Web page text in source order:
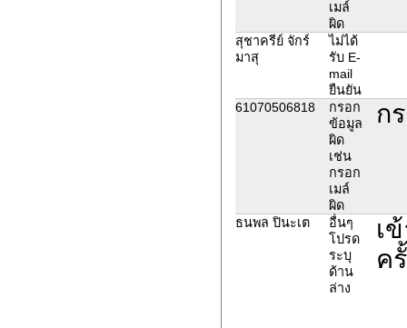
เมล์
ผิด
สุชาครีย์ จักร์
มาสุ
ไม่ได้
รับ E-
mail
ยืนยัน
61070506818
กรอก
ข้อมูล
ผิด
เช่น
กรอก
เมล์
ผิด
ก
ธนพล ปินะเต
อื่นๆ
โปรด
ระบุ
ด้าน
ล่าง
เ
ค